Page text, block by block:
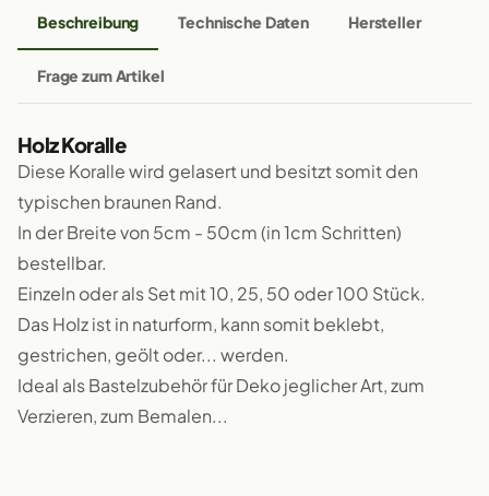
Beschreibung Technische Daten Hersteller
Frage zum Artikel
Holz Koralle
Diese Koralle wird gelasert und besitzt somit den
typischen braunen Rand.
In der Breite von 5cm - 50cm (in 1cm Schritten)
bestellbar.
Einzeln oder als Set mit 10, 25, 50 oder 100 Stück.
Das Holz ist in naturform, kann somit beklebt,
gestrichen, geölt oder... werden.
Ideal als Bastelzubehör für Deko jeglicher Art, zum
Verzieren, zum Bemalen...